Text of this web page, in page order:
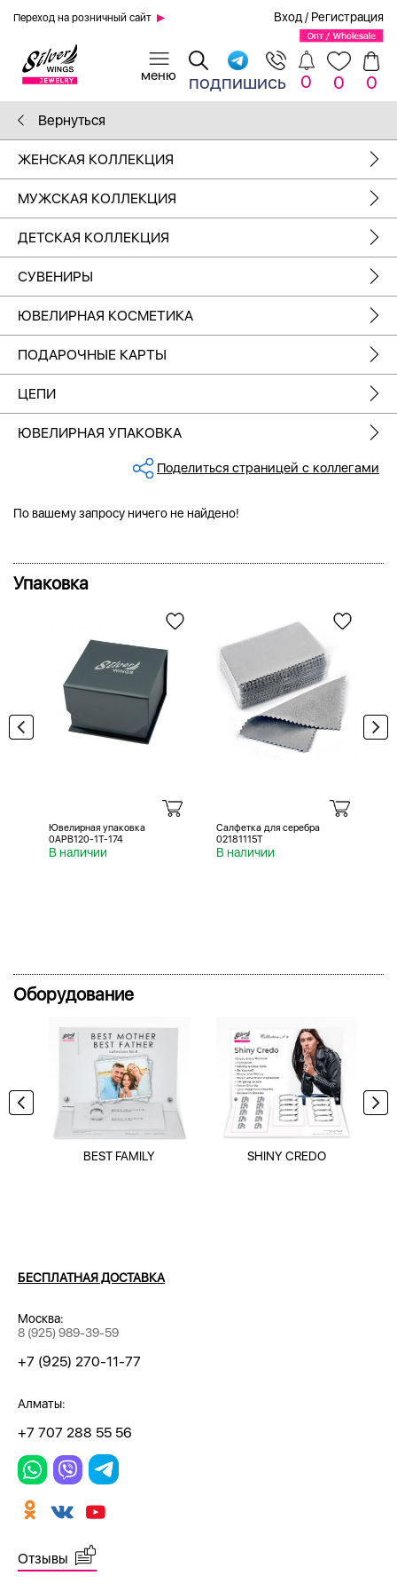
Переход на розничный сайт Вход / Регистрация
подпишись 0 0 0
Вернуться
ЖЕНСКАЯ КОЛЛЕКЦИЯ
МУЖСКАЯ КОЛЛЕКЦИЯ
ДЕТСКАЯ КОЛЛЕКЦИЯ
СУВЕНИРЫ
ЮВЕЛИРНАЯ КОСМЕТИКА
ПОДАРОЧНЫЕ КАРТЫ
ЦЕПИ
ЮВЕЛИРНАЯ УПАКОВКА
Поделиться страницей с коллегами
По вашему запросу ничего не найдено!
Упаковка
Ювелирная упаковка
0APB120-1T-174
В наличии
Салфетка для серебра
02181115T
В наличии
Оборудование
BEST FAMILY SHINY CREDO
БЕСПЛАТНАЯ ДОСТАВКА
Москва:
8 (925) 989-39-59
+7 (925) 270-11-77
Алматы:
+7 707 288 55 56
Отзывы